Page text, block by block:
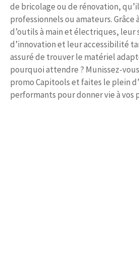
de bricolage ou de rénovation,
professionnels ou amateurs. Grâce
d’outils à main et électriques, leur
d’innovation et leur accessibilité
assuré de trouver le matériel
pourquoi attendre ? Munissez-
promo Capitools et faites le plein
performants pour donner vie à vos